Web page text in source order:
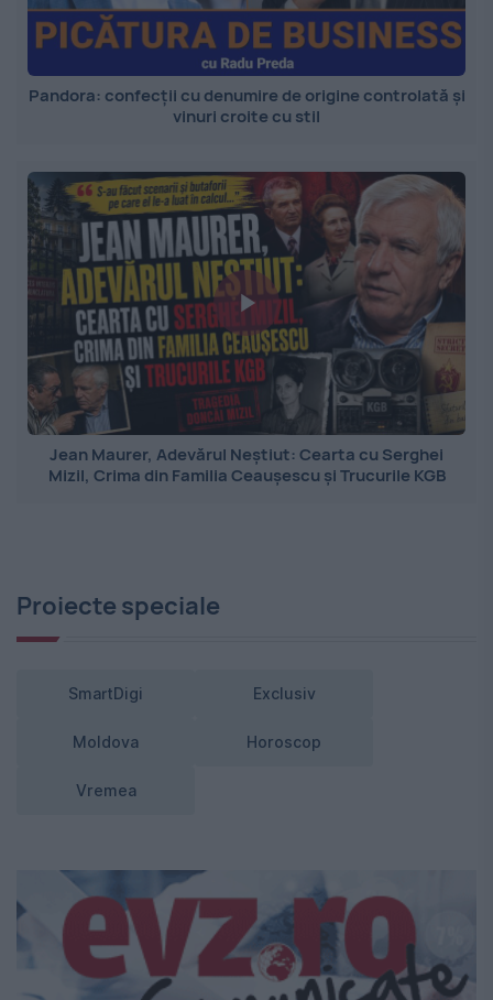
Pandora: confecții cu denumire de origine controlată și
vinuri croite cu stil
Jean Maurer, Adevărul Neștiut: Cearta cu Serghei
Mizil, Crima din Familia Ceaușescu și Trucurile KGB
Proiecte speciale
SmartDigi Exclusiv
Moldova Horoscop
Vremea